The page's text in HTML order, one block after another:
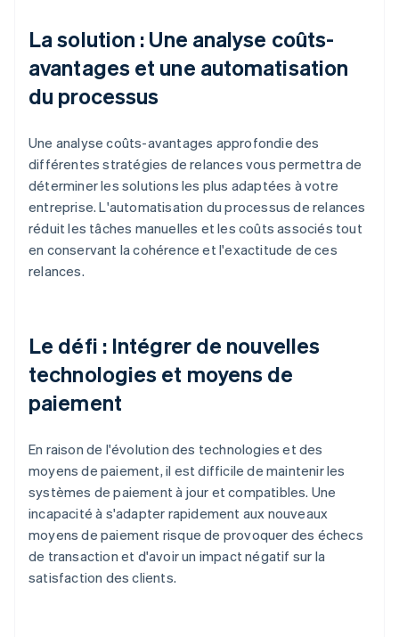
La solution : Une analyse coûts-
avantages et une automatisation
du processus
Une analyse coûts-avantages approfondie des
différentes stratégies de relances vous permettra de
déterminer les solutions les plus adaptées à votre
entreprise. L'automatisation du processus de relances
réduit les tâches manuelles et les coûts associés tout
en conservant la cohérence et l'exactitude de ces
relances.
Le défi : Intégrer de nouvelles
technologies et moyens de
paiement
En raison de l'évolution des technologies et des
moyens de paiement, il est difficile de maintenir les
systèmes de paiement à jour et compatibles. Une
incapacité à s'adapter rapidement aux nouveaux
moyens de paiement risque de provoquer des échecs
de transaction et d'avoir un impact négatif sur la
satisfaction des clients.